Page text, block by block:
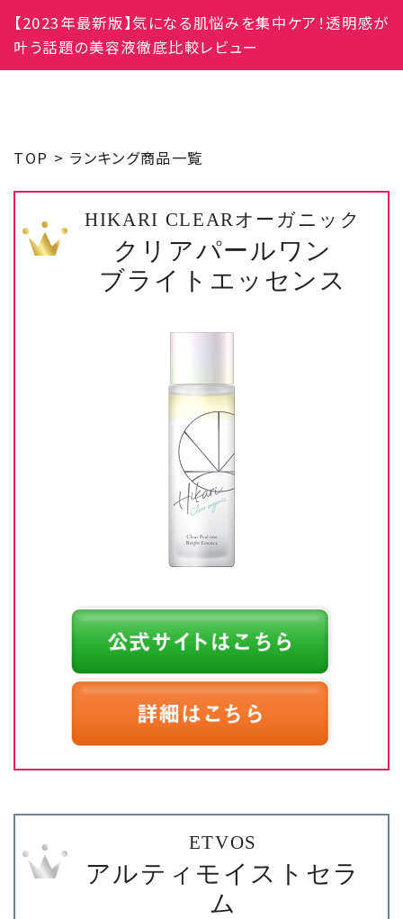
【2023年最新版】気になる肌悩みを集中ケア！透明感が
叶う話題の美容液徹底比較レビュー
TOP ランキング商品一覧
HIKARI CLEARオーガニック
クリアパールワン
ブライトエッセンス
ETVOS
アルティモイストセラ
ム